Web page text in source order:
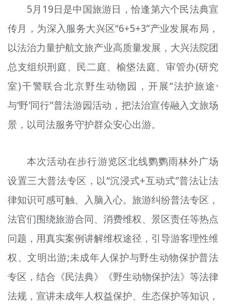
5月19日是中国旅游日，恰逢第六个民法典宣
传月，为深入服务大兴区“6+5+3”产业发展布局，
以法治力量护航文旅产业高质量发展，大兴法院团
总支组织刑庭、民二庭、榆垡法庭、审管办(研究
室)干警联合北京野生动物园，开展“法护旅途·
与‘野’同行”普法游园活动，把法治宣传融入文旅场
景，以司法服务守护群众安心出游。
本次活动在步行游览区北线鹦鹦雨林外广场
设置三大普法专区，以“沉浸式+互动式”普法让法
律知识可感可触、入脑入心。旅游纠纷普法专区，
法官们围绕旅游合同、消费维权、景区责任等热点
问题，用真实案例讲解维权途径，引导游客理性维
权、文明出游;未成年人保护与野生动物保护普法
专区，结合《民法典》《野生动物保护法》等法律
法规，宣讲未成年人权益保护、生态保护等知识，